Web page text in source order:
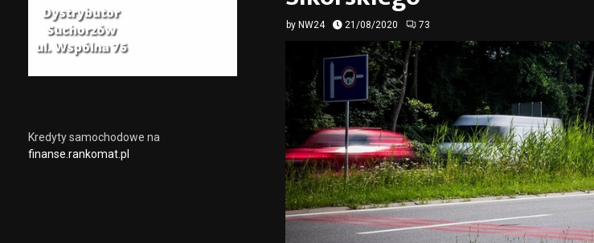
by NW24 21/08/2020 73
Kredyty samochodowe na
finanse.rankomat.pl